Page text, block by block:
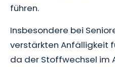
führen.
Insbesondere bei
verstärkten Anfälligkeit
da der Stoffwechsel im